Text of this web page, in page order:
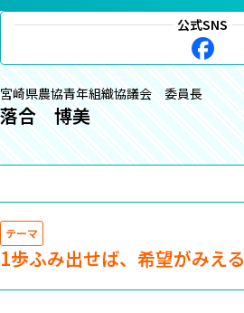
公式SNS
宮崎県農協青年組織協議会 委員長
落合 博美
テーマ
1歩ふみ出せば、希望がみえる